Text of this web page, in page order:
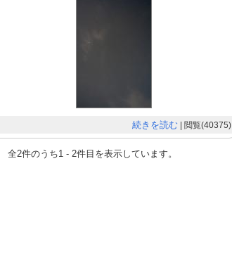
続きを読む | 閲覧(40375)
全2件のうち1- 2件目を表示しています。